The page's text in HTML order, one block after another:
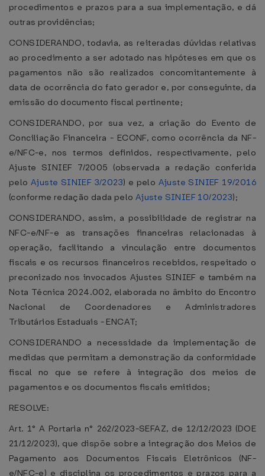
procedimentos e prazos para a sua implementação, e dá
outras providências;
CONSIDERANDO, todavia, as reiteradas dúvidas relativas
ao procedimento a ser adotado nas hipóteses em que os
pagamentos não são realizados concomitantemente à
data de ocorrência do fato gerador e, por conseguinte, da
emissão do documento fiscal pertinente;
CONSIDERANDO, por sua vez, a criação do Evento de
Conciliação Financeira - ECONF, como ocorrência da NF-
e/NFC-e, nos termos definidos, respectivamente, pelo
Ajuste SINIEF 7/2005 (observada a redação conferida
peloAjuste SINIEF 3/2023) e pelo Ajuste SINIEF 19/2016
(conforme redação dada pelo Ajuste SINIEF 10/2023);
CONSIDERANDO, assim, a possibilidade de registrar na
NFC-e/NF-e as transações financeiras relacionadas à
operação, facilitando a vinculação entre documentos
fiscais e os recursos financeiros recebidos, respeitado o
preconizado nos invocados Ajustes SINIEF e também na
Nota Técnica 2024.002, elaborada no âmbito do Encontro
Nacional de Coordenadores e Administradores
Tributários Estaduais - ENCAT;
CONSIDERANDO a necessidade da implementação de
medidas que permitam a demonstração da conformidade
fiscal no que se refere à integração dos meios de
pagamentos e os documentos fiscais emitidos;
RESOLVE:
Art. 1° A Portaria n° 262/2023-SEFAZ, de 12/12/2023 (DOE
21/12/2023), que dispõe sobre a integração dos Meios de
Pagamento aos Documentos Fiscais Eletrônicos (NF-
e/NFC-e) e disciplina os procedimentos e prazos para a